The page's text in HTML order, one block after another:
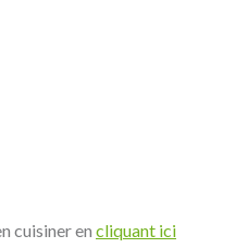
cuisiner en cliquant ici